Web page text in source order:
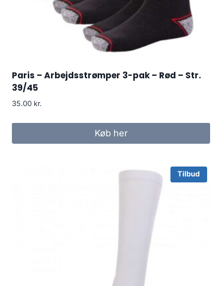
Paris – Arbejdsstrømper 3-pak – Rød – Str.
39/45
35.00 kr.
Køb her
Tilbud